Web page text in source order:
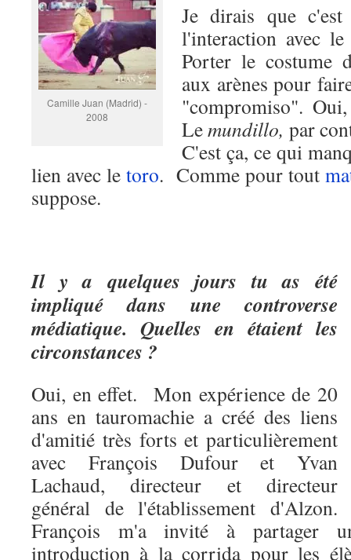
Camille Juan (Madrid) -
2008
Je dirais que c'est
l'interaction avec
Porter le costume
aux arènes pour
"compromiso".
Lemundillo, par
C'est ça, ce qui
lien avec le toro. Comme pour tout
suppose.
Il y a quelques jours tu as été
impliqué dans une controverse
médiatique. Quelles en étaient les
circonstances ?
Oui, en effet. Mon expérience de 20
ans en tauromachie a créé des liens
d'amitié très forts et particulièrement
avec François Dufour et Yvan
Lachaud, directeur et directeur
général de l'établissement d'Alzon.
François m'a invité à partager
introduction à la corrida pour les